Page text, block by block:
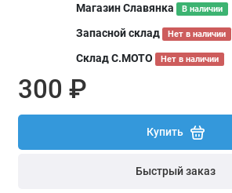
Магазин Славянка В наличии
Запасной склад Нет в наличии
Склад С.МОТО Нет в наличии
300 ₽
Купить
Быстрый заказ